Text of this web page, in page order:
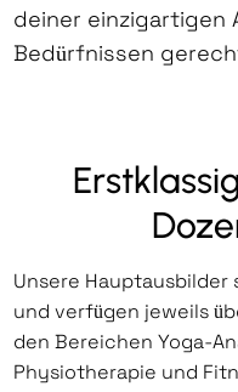
deiner einzigartigen
Bedürfnissen
Unsere
und verfügen jeweils
den Bereichen Yoga-
Physiotherapie und